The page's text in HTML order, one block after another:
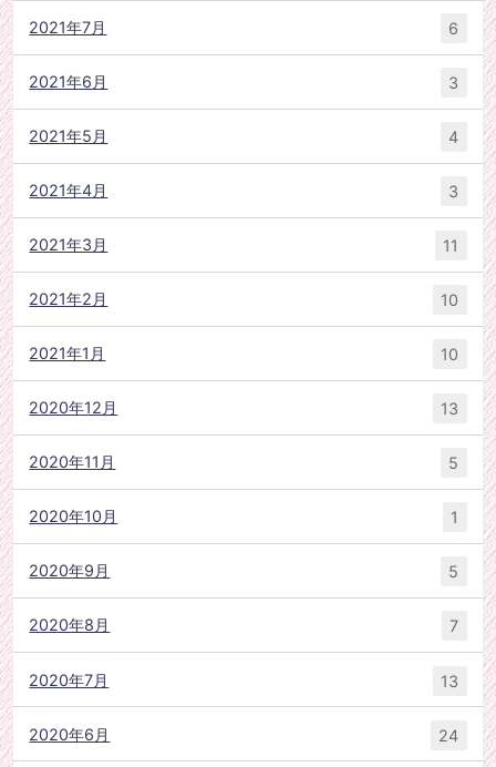
2021年7月 6
2021年6月 3
2021年5月 4
2021年4月 3
2021年3月 11
2021年2月 10
2021年1月 10
2020年12月 13
2020年11月 5
2020年10月 1
2020年9月 5
2020年8月 7
2020年7月 13
2020年6月 24